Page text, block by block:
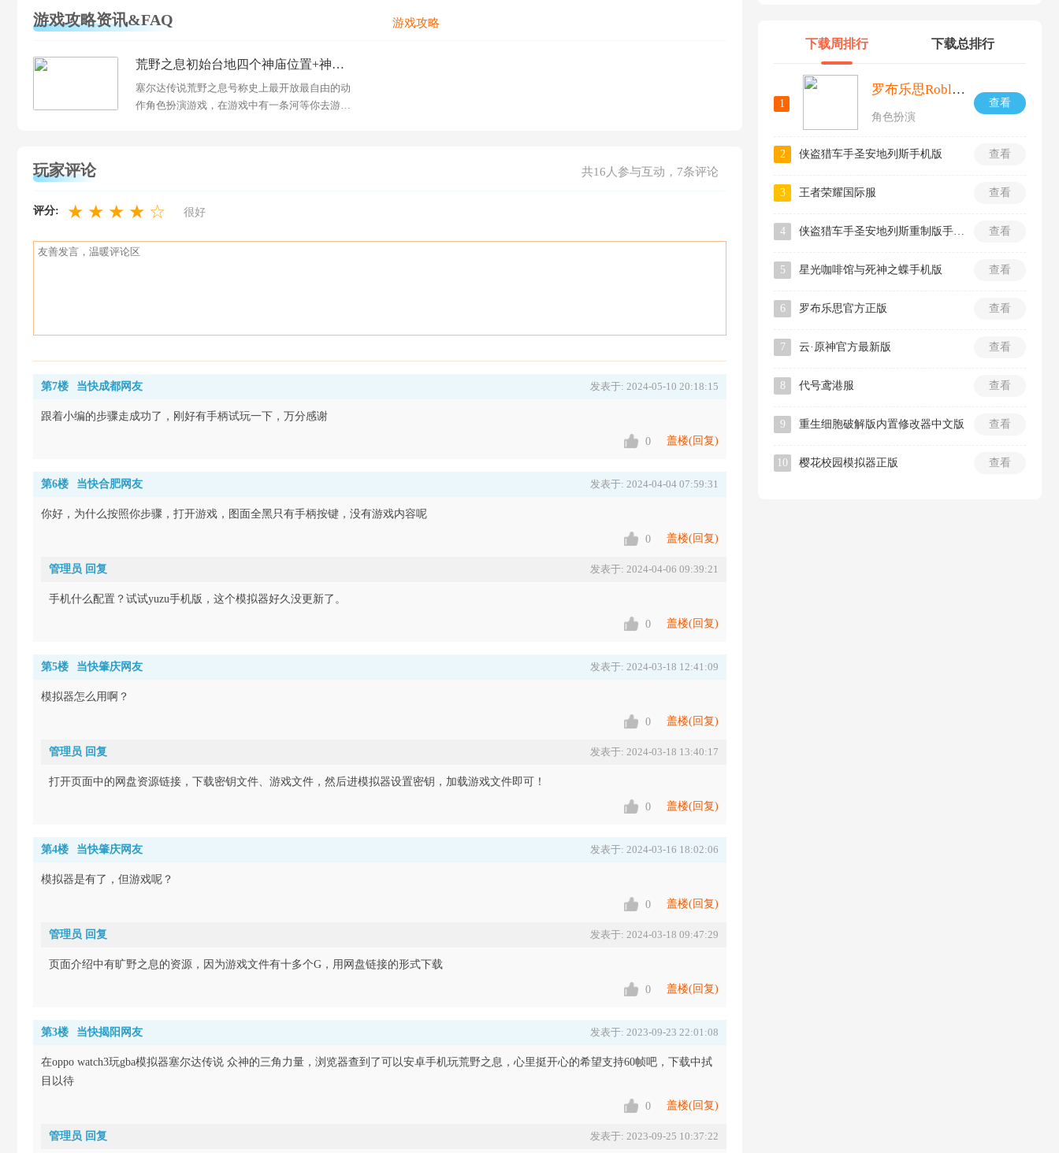
游戏攻略资讯&FAQ 游戏攻略
荒野之息初始台地四个神庙位置+神庙解法全宝箱攻略
塞尔达传说荒野之息号称史上最开放最自由的动
作角色扮演游戏，在游戏中有一条河等你去游
玩家评论 共16 人参与互动，7条评论
评分: ★ ★ ★ ★ ☆ 很好
第7楼 当快成都网友 发表于: 2024-05-10 20:18:15
跟着小编的步骤走成功了，刚好有手柄试玩一下，万分感谢
0 盖楼(回复)
第6楼 当快合肥网友 发表于: 2024-04-04 07:59:31
你好，为什么按照你步骤，打开游戏，图面全黑只有手柄按键，没有游戏内容呢
0 盖楼(回复)
管理员 回复 发表于: 2024-04-06 09:39:21
手机什么配置？试试yuzu手机版，这个模拟器好久没更新了。
0 盖楼(回复)
第5楼 当快肇庆网友 发表于: 2024-03-18 12:41:09
模拟器怎么用啊？
0 盖楼(回复)
管理员 回复 发表于: 2024-03-18 13:40:17
打开页面中的网盘资源链接，下载密钥文件、游戏文件，然后进模拟器设置密钥，加载游戏文件即可！
0 盖楼(回复)
第4楼 当快肇庆网友 发表于: 2024-03-16 18:02:06
模拟器是有了，但游戏呢？
0 盖楼(回复)
管理员 回复 发表于: 2024-03-18 09:47:29
页面介绍中有旷野之息的资源，因为游戏文件有十多个G，用网盘链接的形式下载
0 盖楼(回复)
第3楼 当快揭阳网友 发表于: 2023-09-23 22:01:08
在oppo watch3玩gba模拟器塞尔达传说 众神的三角力量，浏览器查到了可以安卓手机玩荒野之息，心里挺开心的希望支持60帧吧，下载中拭
目以待
0 盖楼(回复)
管理员 回复 发表于: 2023-09-25 10:37:22
下载周排行 下载总排行
1 查看
罗布乐思Roblox国际服
角色扮演
2 查看
侠盗猎车手圣安地列斯手机版
3 查看
王者荣耀国际服
4 查看
侠盗猎车手圣安地列斯重制版手机版
5 查看
星光咖啡馆与死神之蝶手机版
6 查看
罗布乐思官方正版
7 查看
云·原神官方最新版
8 查看
代号鸢港服
9 查看
重生细胞破解版内置修改器中文版
10 查看
樱花校园模拟器正版